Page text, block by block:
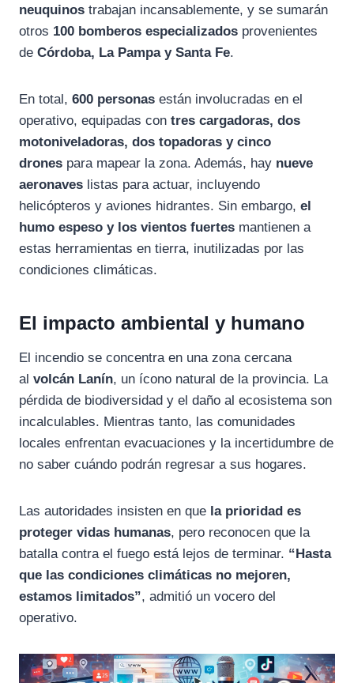
neuquinos trabajan incansablemente, y se sumarán
otros 100 bomberos especializados provenientes
de Córdoba, La Pampa y Santa Fe.
En total, 600 personas están involucradas en el
operativo, equipadas con tres cargadoras, dos
motoniveladoras, dos topadoras y cinco
drones para mapear la zona. Además, hay nueve
aeronaves listas para actuar, incluyendo
helicópteros y aviones hidrantes. Sin embargo, el
humo espeso y los vientos fuertes mantienen a
estas herramientas en tierra, inutilizadas por las
condiciones climáticas.
El impacto ambiental y humano
El incendio se concentra en una zona cercana
al volcán Lanín, un ícono natural de la provincia. La
pérdida de biodiversidad y el daño al ecosistema son
incalculables. Mientras tanto, las comunidades
locales enfrentan evacuaciones y la incertidumbre de
no saber cuándo podrán regresar a sus hogares.
Las autoridades insisten en que la prioridad es
proteger vidas humanas, pero reconocen que la
batalla contra el fuego está lejos de terminar. “Hasta
que las condiciones climáticas no mejoren,
estamos limitados”, admitió un vocero del
operativo.